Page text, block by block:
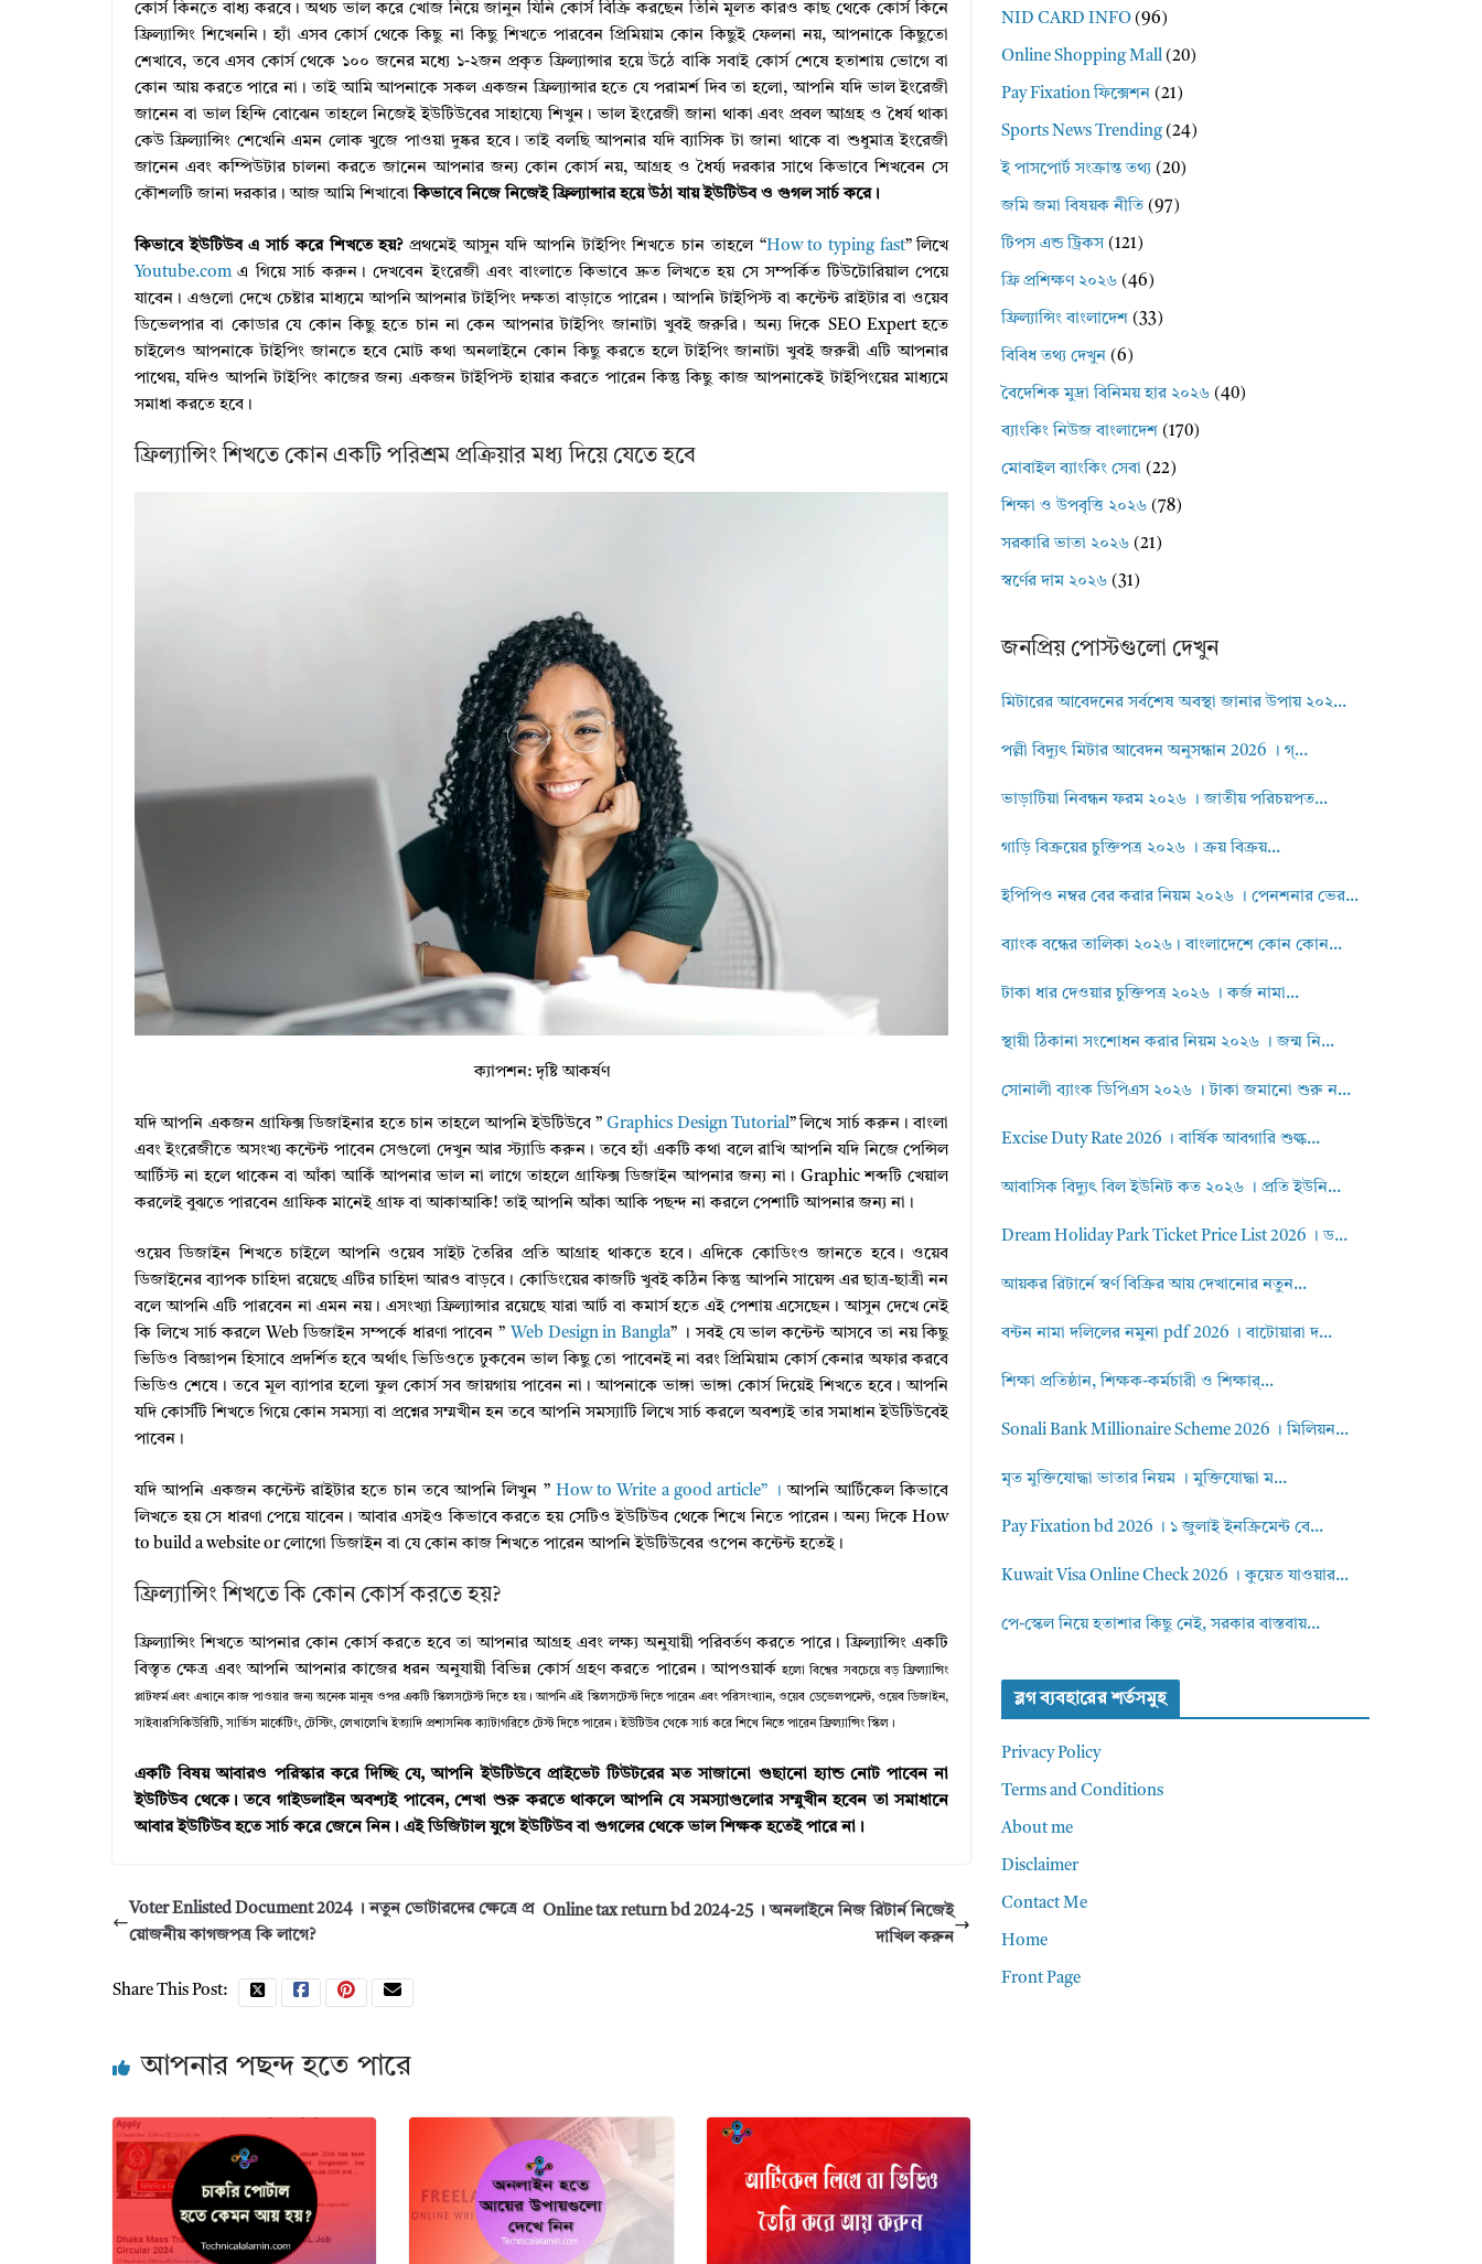
কোর্স কিনতে বাধ্য করবে। অথচ ভাল করে খোজ নিয়ে জানুন যিনি কোর্স বিক্রি করছেন তিনি মূলত কারও কাছ থেকে কোর্স কিনে
ফ্রিল্যান্সিং শিখেননি। হ্যাঁ এসব কোর্স থেকে কিছু না কিছু শিখতে পারবেন প্রিমিয়াম কোন কিছুই ফেলনা নয়, আপনাকে কিছুতো
শেখাবে, তবে এসব কোর্স থেকে ১০০ জনের মধ্যে ১-২জন প্রকৃত ফ্রিল্যান্সার হয়ে উঠে বাকি সবাই কোর্স শেষে হতাশায় ভোগে বা
কোন আয় করতে পারে না। তাই আমি আপনাকে সকল একজন ফ্রিল্যান্সার হতে যে পরামর্শ দিব তা হলো, আপনি যদি ভাল ইংরেজী
জানেন বা ভাল হিন্দি বোঝেন তাহলে নিজেই ইউটিউবের সাহায্যে শিখুন। ভাল ইংরেজী জানা থাকা এবং প্রবল আগ্রহ ও ধৈর্য থাকা
কেউ ফ্রিল্যান্সিং শেখেনি এমন লোক খুজে পাওয়া দুষ্কর হবে। তাই বলছি আপনার যদি ব্যাসিক টা জানা থাকে বা শুধুমাত্র ইংরেজী
জানেন এবং কম্পিউটার চালনা করতে জানেন আপনার জন্য কোন কোর্স নয়, আগ্রহ ও ধৈর্য্য দরকার সাথে কিভাবে শিখবেন সে
কৌশলটি জানা দরকার। আজ আমি শিখাবোকিভাবে নিজে নিজেই ফ্রিল্যান্সার হয়ে উঠা যায় ইউটিউব ও গুগল সার্চ করে।
কিভাবে ইউটিউব এ সার্চ করে শিখতে হয়? প্রথমেই আসুন যদি আপনি টাইপিং শিখতে চান তাহলে “How to typing fast” লিখে
Youtube.com এ গিয়ে সার্চ করুন। দেখবেন ইংরেজী এবং বাংলাতে কিভাবে দ্রুত লিখতে হয় সে সম্পর্কিত টিউটোরিয়াল পেয়ে
যাবেন। এগুলো দেখে চেষ্টার মাধ্যমে আপনি আপনার টাইপিং দক্ষতা বাড়াতে পারেন। আপনি টাইপিস্ট বা কন্টেন্ট রাইটার বা ওয়েব
ডিভেলপার বা কোডার যে কোন কিছু হতে চান না কেন আপনার টাইপিং জানাটা খুবই জরুরি। অন্য দিকে SEO Expert হতে
চাইলেও আপনাকে টাইপিং জানতে হবে মোট কথা অনলাইনে কোন কিছু করতে হলে টাইপিং জানাটা খুবই জরুরী এটি আপনার
পাথেয়, যদিও আপনি টাইপিং কাজের জন্য একজন টাইপিস্ট হায়ার করতে পারেন কিন্তু কিছু কাজ আপনাকেই টাইপিংয়ের মাধ্যমে
সমাধা করতে হবে।
ফ্রিল্যান্সিং শিখতে কোন একটি পরিশ্রম প্রক্রিয়ার মধ্য দিয়ে যেতে হবে
ক্যাপশন: দৃষ্টি আকর্ষণ
যদি আপনি একজন গ্রাফিক্স ডিজাইনার হতে চান তাহলে আপনি ইউটিউবে ”Graphics Design Tutorial” লিখে সার্চ করুন। বাংলা
এবং ইংরেজীতে অসংখ্য কন্টেন্ট পাবেন সেগুলো দেখুন আর স্ট্যাডি করুন। তবে হ্যাঁ একটি কথা বলে রাখি আপনি যদি নিজে পেন্সিল
আর্টিস্ট না হলে থাকেন বা আঁকা আকিঁ আপনার ভাল না লাগে তাহলে গ্রাফিক্স ডিজাইন আপনার জন্য না। Graphic শব্দটি খেয়াল
করলেই বুঝতে পারবেন গ্রাফিক মানেই গ্রাফ বা আকাআকি! তাই আপনি আঁকা আকি পছন্দ না করলে পেশাটি আপনার জন্য না।
ওয়েব ডিজাইন শিখতে চাইলে আপনি ওয়েব সাইট তৈরির প্রতি আগ্রাহ থাকতে হবে। এদিকে কোডিংও জানতে হবে। ওয়েব
ডিজাইনের ব্যাপক চাহিদা রয়েছে এটির চাহিদা আরও বাড়বে। কোডিংয়ের কাজটি খুবই কঠিন কিন্তু আপনি সায়েন্স এর ছাত্র-ছাত্রী নন
বলে আপনি এটি পারবেন না এমন নয়। এসংখ্যা ফ্রিল্যান্সার রয়েছে যারা আর্ট বা কমার্স হতে এই পেশায় এসেছেন। আসুন দেখে নেই
কি লিখে সার্চ করলে Web ডিজাইন সম্পর্কে ধারণা পাবেন ” Web Design in Bangla” । সবই যে ভাল কন্টেন্ট আসবে তা নয় কিছু
ভিডিও বিজ্ঞাপন হিসাবে প্রদর্শিত হবে অর্থাৎ ভিডিওতে ঢুকবেন ভাল কিছু তো পাবেনই না বরং প্রিমিয়াম কোর্স কেনার অফার করবে
ভিডিও শেষে। তবে মূল ব্যাপার হলো ফুল কোর্স সব জায়গায় পাবেন না। আপনাকে ভাঙ্গা ভাঙ্গা কোর্স দিয়েই শিখতে হবে। আপনি
যদি কোর্সটি শিখতে গিয়ে কোন সমস্যা বা প্রশ্নের সম্মখীন হন তবে আপনি সমস্যাটি লিখে সার্চ করলে অবশ্যই তার সমাধান ইউটিউবেই
পাবেন।
যদি আপনি একজন কন্টেন্ট রাইটার হতে চান তবে আপনি লিখুন ” How to Write a good article” । আপনি আর্টিকেল কিভাবে
লিখতে হয় সে ধারণা পেয়ে যাবেন। আবার এসইও কিভাবে করতে হয় সেটিও ইউটিউব থেকে শিখে নিতে পারেন। অন্য দিকে How
to build a website or লোগো ডিজাইন বা যে কোন কাজ শিখতে পারেন আপনি ইউটিউবের ওপেন কন্টেন্ট হতেই।
ফ্রিল্যান্সিং শিখতে কি কোন কোর্স করতে হয়?
ফ্রিল্যান্সিং শিখতে আপনার কোন কোর্স করতে হবে তা আপনার আগ্রহ এবং লক্ষ্য অনুযায়ী পরিবর্তণ করতে পারে। ফ্রিল্যান্সিং একটি
বিস্তৃত ক্ষেত্র এবং আপনি আপনার কাজের ধরন অনুযায়ী বিভিন্ন কোর্স গ্রহণ করতে পারেন। আপওয়ার্ক হলো বিশ্বের সবচেয়ে বড় ফ্রিল্যান্সিং
প্লাটফর্ম এবং এখানে কাজ পাওয়ার জন্য অনেক মানুষ ওপর একটি স্কিলসটেস্ট দিতে হয়। আপনি এই স্কিলসটেস্ট দিতে পারেন এবং পরিসংখ্যান, ওয়েব ডেভেলপমেন্ট, ওয়েব ডিজাইন,
সাইবারসিকিউরিটি, সার্ভিস মার্কেটিং, টেস্টিং, লেখালেখি ইত্যাদি প্রশাসনিক ক্যাটাগরিতে টেস্ট দিতে পারেন। ইউটিউব থেকে সার্চ করে শিখে নিতে পারেন ফ্রিল্যান্সিং স্কিল।
একটি বিষয় আবারও পরিস্কার করে দিচ্ছি যে, আপনি ইউটিউবে প্রাইভেট টিউটরের মত সাজানো গুছানো হ্যান্ড নোট পাবেন না
ইউটিউব থেকে। তবে গাইডলাইন অবশ্যই পাবেন, শেখা শুরু করতে থাকলে আপনি যে সমস্যাগুলোর সম্মুখীন হবেন তা সমাধানে
আবার ইউটিউব হতে সার্চ করে জেনে নিন। এই ডিজিটাল যুগে ইউটিউব বা গুগলের থেকে ভাল শিক্ষক হতেই পারে না।
Voter Enlisted Document 2024 । নতুন ভোটারদের ক্ষেত্রে প্র
য়োজনীয় কাগজপত্র কি লাগে?
Online tax return bd 2024-25 । অনলাইনে নিজ রিটার্ন নিজেই
দাখিল করুন
Share This Post:
আপনার পছন্দ হতে পারে
NID CARD INFO (96)
Online Shopping Mall (20)
Pay Fixation ফিক্সেশন (21)
Sports News Trending(24)
ই পাসপোর্ট সংক্রান্ত তথ্য (20)
জমি জমা বিষয়ক নীতি (97)
টিপস এন্ড ট্রিকস (121)
ফ্রি প্রশিক্ষণ ২০২৬ (46)
ফ্রিল্যান্সিং বাংলাদেশ (33)
বিবিধ তথ্য দেখুন (6)
বৈদেশিক মুদ্রা বিনিময় হার ২০২৬ (40)
ব্যাংকিং নিউজ বাংলাদেশ (170)
মোবাইল ব্যাংকিং সেবা (22)
শিক্ষা ও উপবৃত্তি ২০২৬ (78)
সরকারি ভাতা ২০২৬ (21)
স্বর্ণের দাম ২০২৬ (31)
জনপ্রিয় পোস্টগুলো দেখুন
মিটারের আবেদনের সর্বশেষ অবস্থা জানার উপায় ২০২...
পল্লী বিদ্যুৎ মিটার আবেদন অনুসন্ধান 2026 । গ্...
ভাড়াটিয়া নিবন্ধন ফরম ২০২৬ । জাতীয় পরিচয়পত...
গাড়ি বিক্রয়ের চুক্তিপত্র ২০২৬ । ক্রয় বিক্রয়...
ইপিপিও নম্বর বের করার নিয়ম ২০২৬ । পেনশনার ভের...
ব্যাংক বন্ধের তালিকা ২০২৬। বাংলাদেশে কোন কোন...
টাকা ধার দেওয়ার চুক্তিপত্র ২০২৬ । কর্জ নামা...
স্থায়ী ঠিকানা সংশোধন করার নিয়ম ২০২৬ । জন্ম নি...
সোনালী ব্যাংক ডিপিএস ২০২৬ । টাকা জমানো শুরু ন...
Excise Duty Rate 2026 । বার্ষিক আবগারি শুল্ক...
আবাসিক বিদ্যুৎ বিল ইউনিট কত ২০২৬ । প্রতি ইউনি...
Dream Holiday Park Ticket Price List 2026 । ড...
আয়কর রিটার্নে স্বর্ণ বিক্রির আয় দেখানোর নতুন...
বন্টন নামা দলিলের নমুনা pdf 2026 । বাটোয়ারা দ...
শিক্ষা প্রতিষ্ঠান, শিক্ষক-কর্মচারী ও শিক্ষার্...
Sonali Bank Millionaire Scheme 2026 । মিলিয়ন...
মৃত মুক্তিযোদ্ধা ভাতার নিয়ম । মুক্তিযোদ্ধা ম...
Pay Fixation bd 2026 । ১ জুলাই ইনক্রিমেন্ট বে...
Kuwait Visa Online Check 2026 । কুয়েত যাওয়ার...
পে-স্কেল নিয়ে হতাশার কিছু নেই, সরকার বাস্তবায়...
ব্লগ ব্যবহারের শর্তসমুহ
Privacy Policy
Terms and Conditions
About me
Disclaimer
Contact Me
Home
Front Page